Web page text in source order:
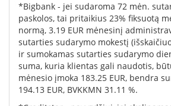
*Bigbank - jei sudaroma 72 mėn.
paskolos, tai pritaikius 23% fiksuotą
normą, 3.19 EUR mėnesinį
sutarties sudarymo mokestį
ir sumokamas sutarties sudarymo
suma, kuria klientas gali naudotis,
mėnesio įmoka 183.25 EUR, bendra
194.13 EUR, BVKKMN 31.11 %.